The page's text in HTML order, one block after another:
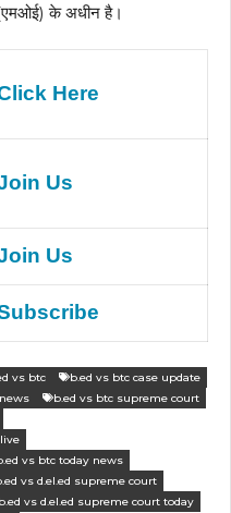
(एमओई) के अधीन है।
Here
Us
Us
vs btc
b.ed vs btc case update
b.ed vs btc supreme court
vs btc today news
vs d.el.ed supreme court
b.ed vs d.el.ed supreme court today